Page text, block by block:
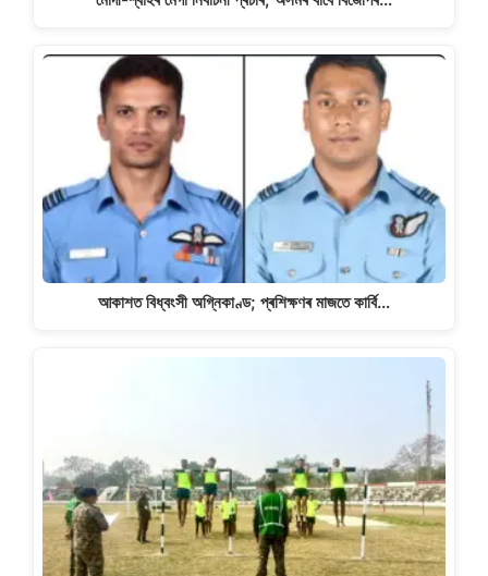
আকাশত বিধ্বংসী অগ্নিকাণ্ড; প্ৰশিক্ষণৰ মাজতে কাৰ্বি…